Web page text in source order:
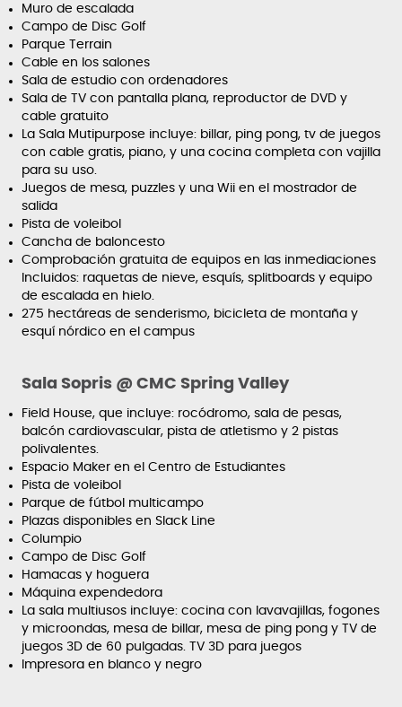
Muro de escalada
Campo de Disc Golf
Parque Terrain
Cable en los salones
Sala de estudio con ordenadores
Sala de TV con pantalla plana, reproductor de DVD y
cable gratuito
La Sala Mutipurpose incluye: billar, ping pong, tv de juegos
con cable gratis, piano, y una cocina completa con vajilla
para su uso.
Juegos de mesa, puzzles y una Wii en el mostrador de
salida
Pista de voleibol
Cancha de baloncesto
Comprobación gratuita de equipos en las inmediaciones
Incluidos: raquetas de nieve, esquís, splitboards y equipo
de escalada en hielo.
275 hectáreas de senderismo, bicicleta de montaña y
esquí nórdico en el campus
Sala Sopris @ CMC Spring Valley
Field House, que incluye: rocódromo, sala de pesas,
balcón cardiovascular, pista de atletismo y 2 pistas
polivalentes.
Espacio Maker en el Centro de Estudiantes
Pista de voleibol
Parque de fútbol multicampo
Plazas disponibles en Slack Line
Columpio
Campo de Disc Golf
Hamacas y hoguera
Máquina expendedora
La sala multiusos incluye: cocina con lavavajillas, fogones
y microondas, mesa de billar, mesa de ping pong y TV de
juegos 3D de 60 pulgadas. TV 3D para juegos
Impresora en blanco y negro